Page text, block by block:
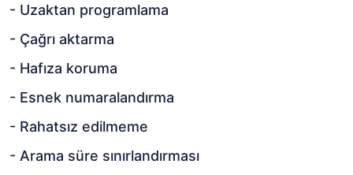
- Uzaktan programlama
- Çağrı aktarma
- Hafıza koruma
- Esnek numaralandırma
- Rahatsız edilmeme
- Arama süre sınırlandırması